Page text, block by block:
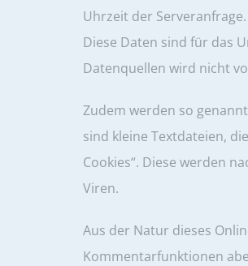
Uhrzeit der Serveranfrage.
Diese Daten sind für das
Datenquellen wird nicht
Zudem werden so
sind kleine Textdateien,
Cookies“. Diese werden
Viren.
Aus der Natur dieses
Kommentarfunktionen